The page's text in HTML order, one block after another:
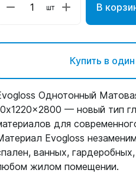
шт В
Купить в
Однотонный
— новый тип
для
Evogloss
ванных,
жилом помещении.